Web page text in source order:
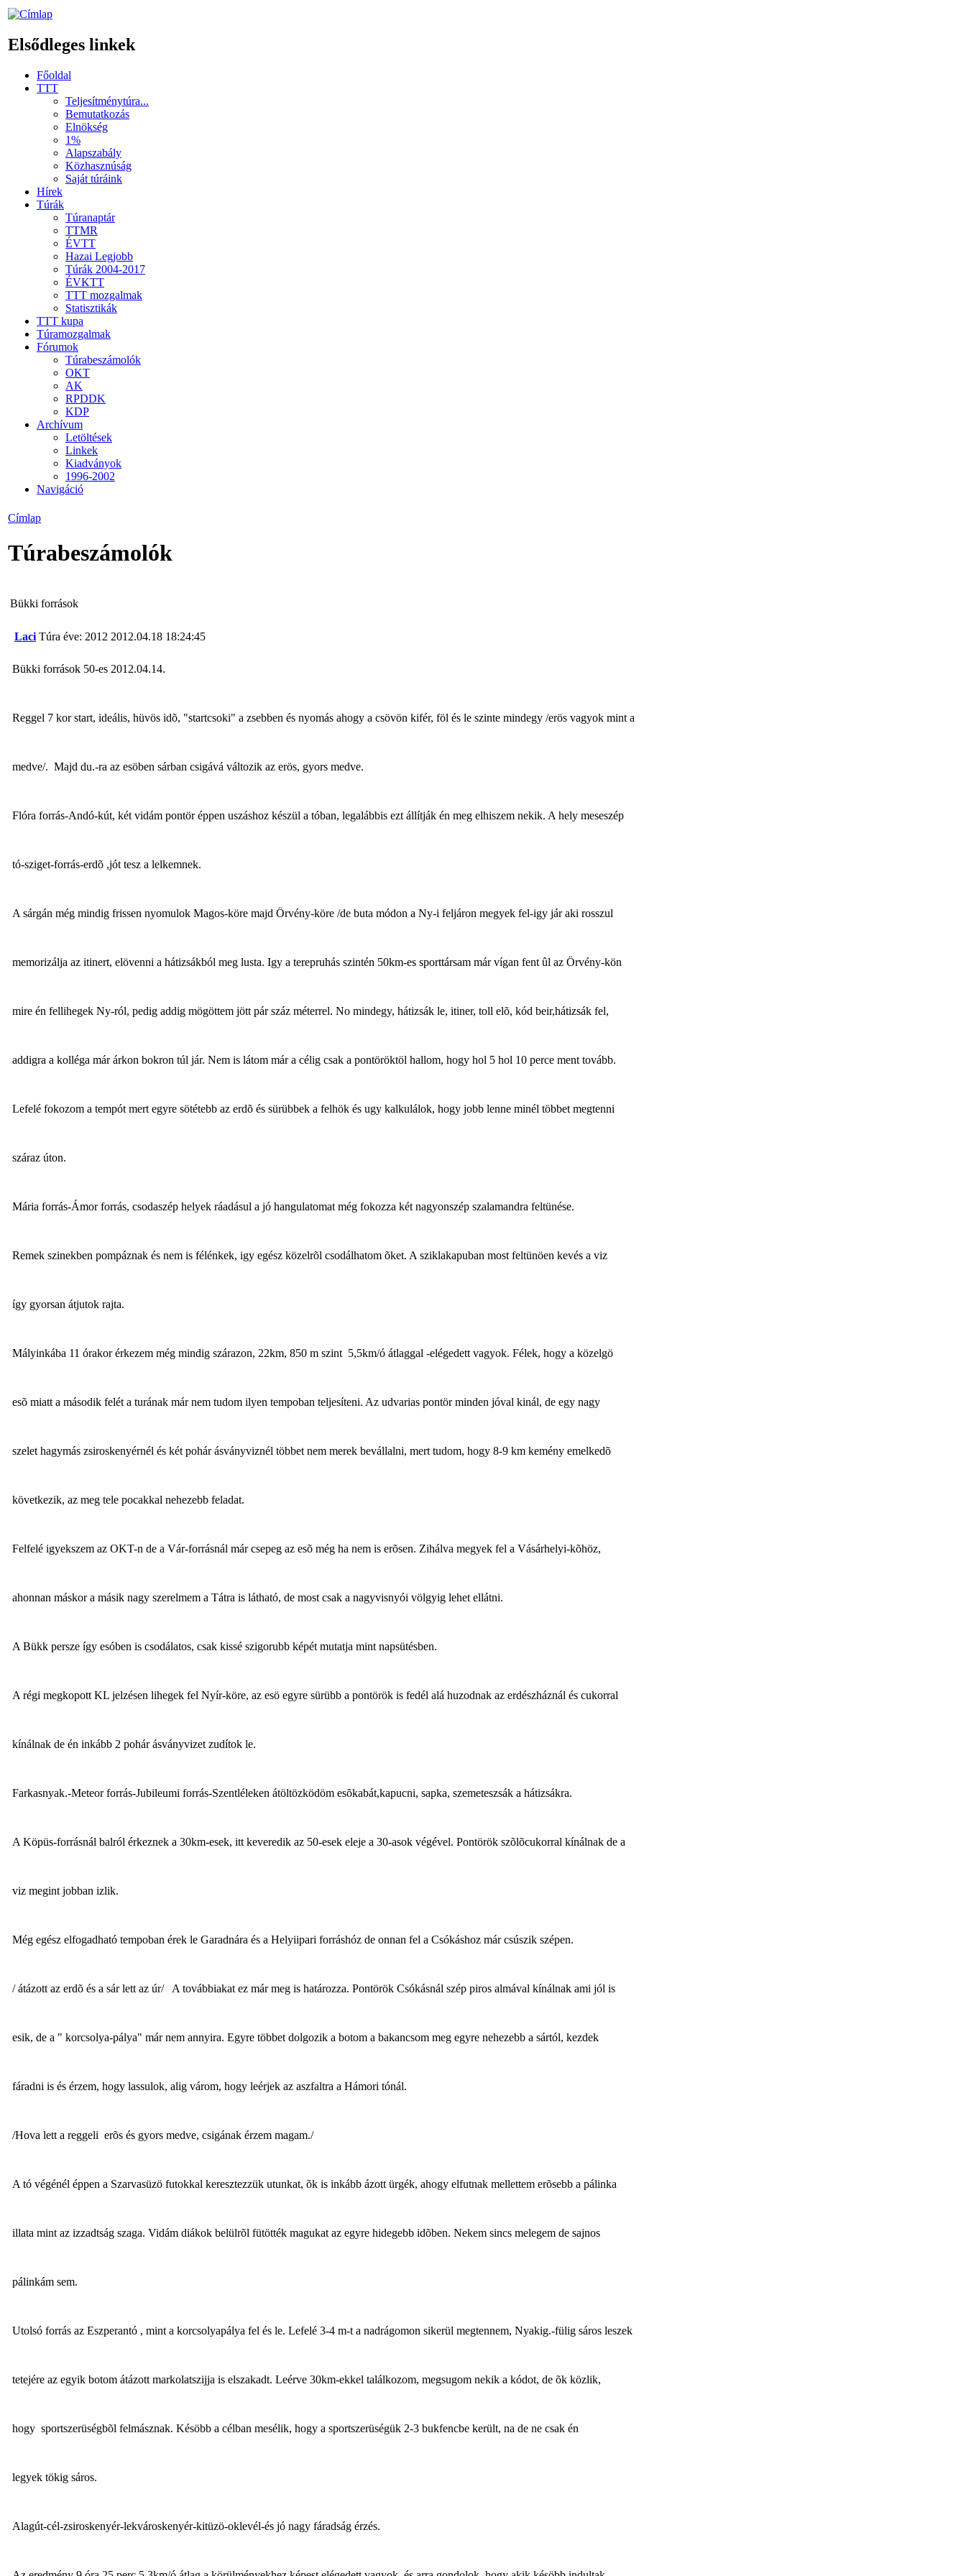
Elsődleges linkek
Főoldal
TTT
Teljesítménytúra...
Bemutatkozás
Elnökség
1%
Alapszabály
Közhasznúság
Saját túráink
Hírek
Túrák
Túranaptár
TTMR
ÉVTT
Hazai Legjobb
Túrák 2004-2017
ÉVKTT
TTT mozgalmak
Statisztikák
TTT kupa
Túramozgalmak
Fórumok
Túrabeszámolók
OKT
AK
RPDDK
KDP
Archívum
Letöltések
Linkek
Kiadványok
1996-2002
Navigáció
Címlap
Túrabeszámolók
Bükki források
Laci Túra éve: 2012 2012.04.18 18:24:45
Bükki források 50-es 2012.04.14.
Reggel 7 kor start, ideális, hüvös idõ, "startcsoki" a zsebben és nyomás ahogy a csövön kifér, föl és le szinte mindegy /erös vagyok mint a
medve/. Majd du.-ra az esöben sárban csigává változik az erös, gyors medve.
Flóra forrás-Andó-kút, két vidám pontör éppen uszáshoz készül a tóban, legalábbis ezt állítják én meg elhiszem nekik. A hely meseszép
tó-sziget-forrás-erdõ ,jót tesz a lelkemnek.
A sárgán még mindig frissen nyomulok Magos-köre majd Örvény-köre /de buta módon a Ny-i feljáron megyek fel-igy jár aki rosszul
memorizálja az itinert, elövenni a hátizsákból meg lusta. Igy a terepruhás szintén 50km-es sporttársam már vígan fent ûl az Örvény-kön
mire én fellihegek Ny-ról, pedig addig mögöttem jött pár száz méterrel. No mindegy, hátizsák le, itiner, toll elõ, kód beir,hátizsák fel,
addigra a kolléga már árkon bokron túl jár. Nem is látom már a célig csak a pontöröktöl hallom, hogy hol 5 hol 10 perce ment tovább.
Lefelé fokozom a tempót mert egyre sötétebb az erdõ és sürübbek a felhök és ugy kalkulálok, hogy jobb lenne minél többet megtenni
száraz úton.
Mária forrás-Ámor forrás, csodaszép helyek ráadásul a jó hangulatomat még fokozza két nagyonszép szalamandra feltünése.
Remek szinekben pompáznak és nem is félénkek, igy egész közelrõl csodálhatom õket. A sziklakapuban most feltünöen kevés a viz
így gyorsan átjutok rajta.
Mályinkába 11 órakor érkezem még mindig szárazon, 22km, 850 m szint 5,5km/ó átlaggal -elégedett vagyok. Félek, hogy a közelgö
esõ miatt a második felét a turának már nem tudom ilyen tempoban teljesíteni. Az udvarias pontör minden jóval kinál, de egy nagy
szelet hagymás zsiroskenyérnél és két pohár ásványviznél többet nem merek bevállalni, mert tudom, hogy 8-9 km kemény emelkedõ
következik, az meg tele pocakkal nehezebb feladat.
Felfelé igyekszem az OKT-n de a Vár-forrásnál már csepeg az esõ még ha nem is erõsen. Zihálva megyek fel a Vásárhelyi-kõhöz,
ahonnan máskor a másik nagy szerelmem a Tátra is látható, de most csak a nagyvisnyói völgyig lehet ellátni.
A Bükk persze így esóben is csodálatos, csak kissé szigorubb képét mutatja mint napsütésben.
A régi megkopott KL jelzésen lihegek fel Nyír-köre, az esö egyre sürübb a pontörök is fedél alá huzodnak az erdészháznál és cukorral
kínálnak de én inkább 2 pohár ásványvizet zudítok le.
Farkasnyak.-Meteor forrás-Jubileumi forrás-Szentléleken átöltözködöm esõkabát,kapucni, sapka, szemeteszsák a hátizsákra.
A Köpüs-forrásnál balról érkeznek a 30km-esek, itt keveredik az 50-esek eleje a 30-asok végével. Pontörök szõlõcukorral kínálnak de a
viz megint jobban izlik.
Még egész elfogadható tempoban érek le Garadnára és a Helyiipari forráshóz de onnan fel a Csókáshoz már csúszik szépen.
/ átázott az erdõ és a sár lett az úr/ A továbbiakat ez már meg is határozza. Pontörök Csókásnál szép piros almával kínálnak ami jól is
esik, de a " korcsolya-pálya" már nem annyira. Egyre többet dolgozik a botom a bakancsom meg egyre nehezebb a sártól, kezdek
fáradni is és érzem, hogy lassulok, alig várom, hogy leérjek az aszfaltra a Hámori tónál.
/Hova lett a reggeli erõs és gyors medve, csigának érzem magam./
A tó végénél éppen a Szarvasüzö futokkal keresztezzük utunkat, õk is inkább ázott ürgék, ahogy elfutnak mellettem erõsebb a pálinka
illata mint az izzadtság szaga. Vidám diákok belülrõl fütötték magukat az egyre hidegebb idõben. Nekem sincs melegem de sajnos
pálinkám sem.
Utolsó forrás az Eszperantó , mint a korcsolyapálya fel és le. Lefelé 3-4 m-t a nadrágomon sikerül megtennem, Nyakig.-fülig sáros leszek
tetejére az egyik botom átázott markolatszijja is elszakadt. Leérve 30km-ekkel találkozom, megsugom nekik a kódot, de õk közlik,
hogy sportszerüségbõl felmásznak. Késöbb a célban mesélik, hogy a sportszerüségük 2-3 bukfencbe került, na de ne csak én
legyek tökig sáros.
Alagút-cél-zsiroskenyér-lekvároskenyér-kitüzö-oklevél-és jó nagy fáradság érzés.